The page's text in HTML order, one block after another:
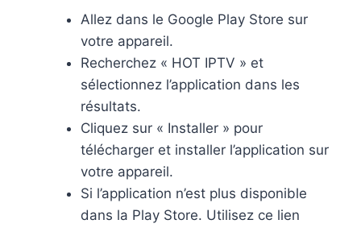
Allez dans le Google Play Store sur
votre appareil.
Recherchez « HOT IPTV » et
sélectionnez l’application dans les
résultats.
Cliquez sur « Installer » pour
télécharger et installer l’application sur
votre appareil.
Si l’application n’est plus disponible
dans la Play Store. Utilisez ce lien